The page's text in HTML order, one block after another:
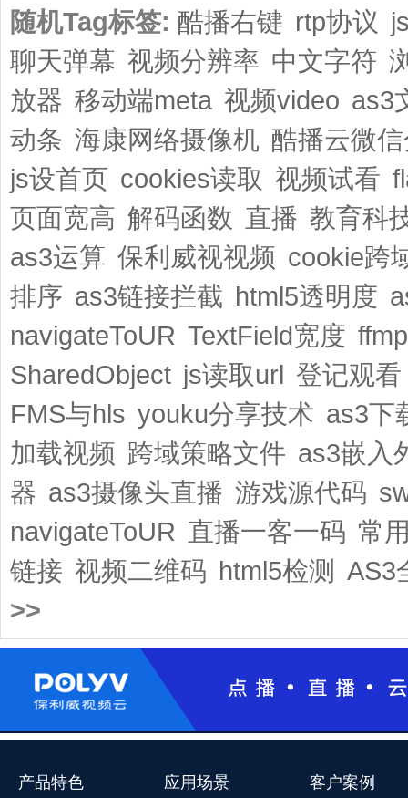
随机Tag标签: 酷播右键 rtp协议
聊天弹幕 视频分辨率 中文字符
放器 移动端meta 视频video as3
动条 海康网络摄像机 酷播云微
js设首页 cookies读取 视频试看
页面宽高 解码函数 直播 教育科
as3运算 保利威视视频 cookie跨
排序 as3链接拦截 html5透明度
navigateToUR TextField宽度
SharedObject js读取url 登记观看
FMS与hls youku分享技术 as3下
加载视频 跨域策略文件 as3嵌入
器 as3摄像头直播 游戏源代码
navigateToUR 直播一客一码 常
链接 视频二维码 html5检测 AS3
>>
产品特色 应用场景 客户案例